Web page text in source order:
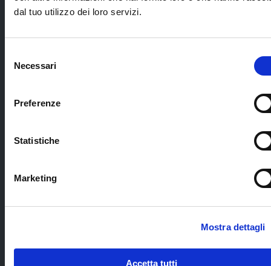
dal tuo utilizzo dei loro servizi.
delNecessari
Preferenze
Statistiche
Marketing
Mostra dettagli
Accetta tutti
trasferimenti
italiano dal primo
negli hotel
similari pari
servizi privati e
trattamento di
svolgimento
tour con guida in
medico/bagaglio/